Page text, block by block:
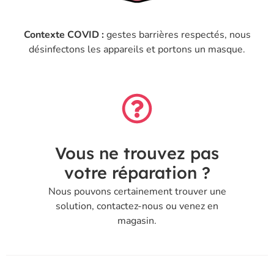
Contexte COVID :gestes barrières respectés, nous
désinfectons les appareils et portons un masque.
Vous ne trouvez pas
votre réparation ?
Nous pouvons certainement trouver une
solution, contactez-nous ou venez en
magasin.